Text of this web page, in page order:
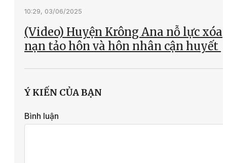
10:29, 03/06/2025
(Video) Huyện Krông Ana nỗ lực xóa
nạn tảo hôn và hôn nhân cận huyết
Ý KIẾN CỦA BẠN
Bình luận